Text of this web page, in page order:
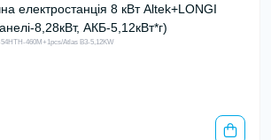
електростанція 8 кВт Altek+LONGI
8,28кВт, АКБ-5,12кВт*г)
460M+1pcs/Atlas B3-5,12KW